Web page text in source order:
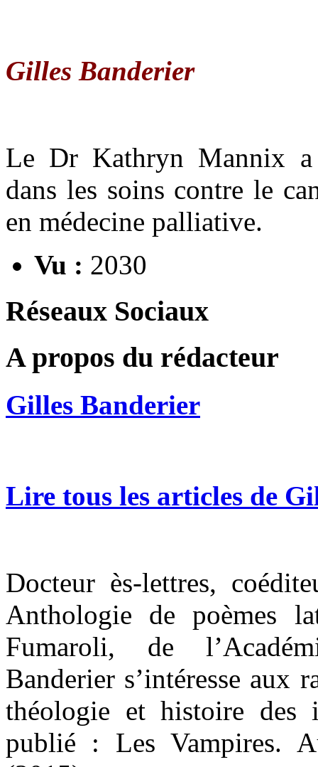
Gilles Banderier
Le Dr Kathryn Mannix a
dans les soins contre le
en médecine palliative.
Vu : 2030
Réseaux Sociaux
A propos du rédacteur
Gilles Banderier
Lire tous les articles de
Docteur ès-lettres,
Anthologie de poèmes
Fumaroli, de
Banderier s’intéresse aux
théologie et histoire des
publié : Les Vampires.